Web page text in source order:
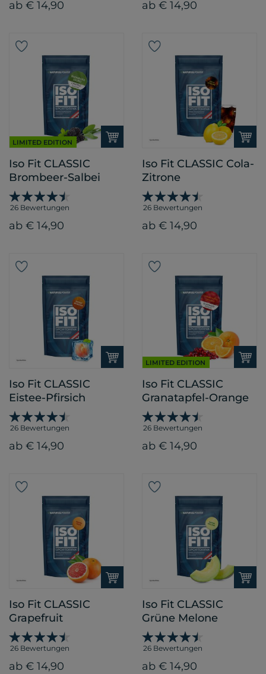
ab € 14,90 ab € 14,90
LIMITED EDITION
Iso Fit CLASSIC
Brombeer-Salbei
26 Bewertungen
ab € 14,90
Iso Fit CLASSIC Cola-
Zitrone
26 Bewertungen
ab € 14,90
Iso Fit CLASSIC
Eistee-Pfirsich
26 Bewertungen
ab € 14,90
LIMITED EDITION
Iso Fit CLASSIC
Granatapfel-Orange
26 Bewertungen
ab € 14,90
Iso Fit CLASSIC
Grapefruit
26 Bewertungen
ab € 14,90
Iso Fit CLASSIC
Grüne Melone
26 Bewertungen
ab € 14,90